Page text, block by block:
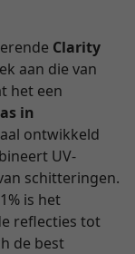
Clarity
aan die van
het een
in
ontwikkeld
UV-
schitteringen.
is het
reflecties tot
de best